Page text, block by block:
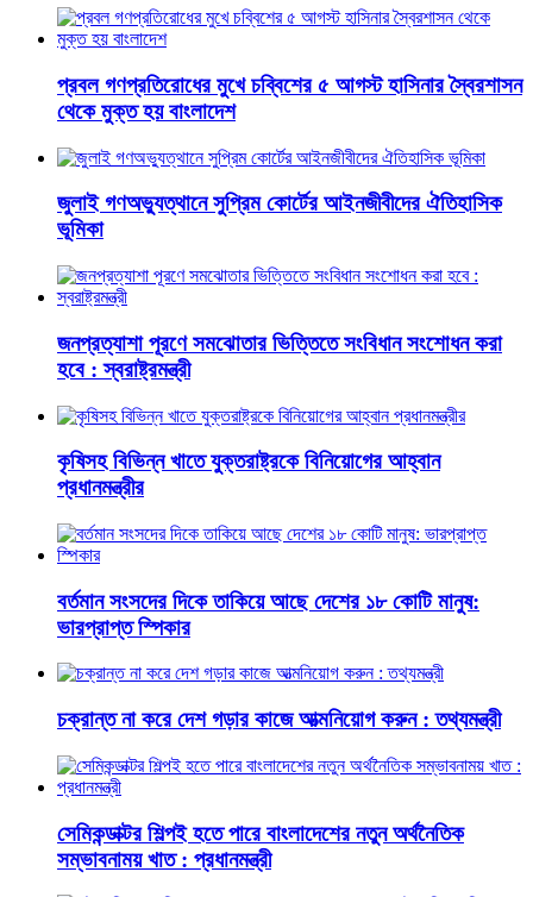
প্রবল গণপ্রতিরোধের মুখে চব্বিশের ৫ আগস্ট হাসিনার স্বৈরশাসন
থেকে মুক্ত হয় বাংলাদেশ
জুলাই গণঅভ্যুত্থানে সুপ্রিম কোর্টের আইনজীবীদের ঐতিহাসিক
ভূমিকা
জনপ্রত্যাশা পূরণে সমঝোতার ভিত্তিতে সংবিধান সংশোধন করা
হবে : স্বরাষ্ট্রমন্ত্রী
কৃষিসহ বিভিন্ন খাতে যুক্তরাষ্ট্রকে বিনিয়োগের আহ্বান
প্রধানমন্ত্রীর
বর্তমান সংসদের দিকে তাকিয়ে আছে দেশের ১৮ কোটি মানুষ:
ভারপ্রাপ্ত স্পিকার
চক্রান্ত না করে দেশ গড়ার কাজে আত্মনিয়োগ করুন : তথ্যমন্ত্রী
সেমিকন্ডাক্টর শিল্পই হতে পারে বাংলাদেশের নতুন অর্থনৈতিক
সম্ভাবনাময় খাত : প্রধানমন্ত্রী